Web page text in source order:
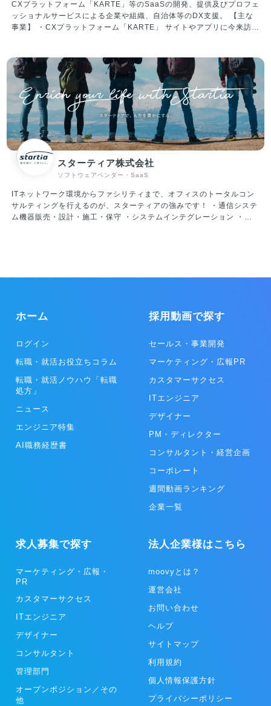
囲気/特徴 ・大人な雰囲気のスタートアップ！メリハリつけた働き方
が可能 周りへの配慮を大切にした、優しいメンバーが揃っており、気
持ちよく働ける環境です。 仕事においては真剣に向き合いますが、楽
約60％、子育て中社員が35％超えと、大人な雰囲気のスタートアップ
です。 そのため、休日出勤・過度な残業など無理なスケジュールで業
務を進めていくことはありません。 ・働く環境／スキルアップ ・大
手金融、外資コンサル、メガベンチャー、スタートアップ経営者な
ど、様々なバックグラウンドを持つメンバーが当社には集まっていま
す。 当然ながら自律性、主体性が強く求められる環境ではあるのです
が、そのような環境だからこそ、全員が「会社のオーナーである」と
いう思いを持ち、プロダクト開発だけではなく、組織作りにも積極的
に関わる風土ができています。
CXプラットフォーム「KARTE」等のSaaSの開発、提供及びプロフェ
ッショナルサービスによる企業や組織、自治体等のDX支援。 【主な
事業】 ・CXプラットフォーム「KARTE」 サイトやアプリに今来訪し
す。 ・「STUDIO ZERO」 STUDIO ZEROとは、各産業のフラッグ
シップとなる事例を創出する事業開発組織です。 日本を代表する大企
業や地域経済を支える中小企業、スタートアップ企業、行政・公的機
関などのパートナーと共に、データを活用した顧客視点での新規事業
創出や既存事業の変革を目指しています。 ・「PLAID ALPHA」 これ
までプレイドが積み上げてきた体験設計やテクノロジー・データ活用
に係る知見･経験に基づき、CX変革に向けた全体計画/設計から実行ま
でを一気通貫で支援するサービスです。 ・「PLAID Ecosystem」 膨
大なカスタマーデータをリアルタイムに解析できるKARTEのテクノロ
ジーをAPIとして解放。事業を加速するためのソリューションを開発
提供しています。
スターティア株式会社
ソフトウェアベンダー・SaaS
ITネットワーク環境からファシリティまで、オフィスのトータルコン
サルティングを行えるのが、スターティアの強みです！ ・通信システ
ム機器販売・設計・施工・保守 ・システムインテグレーション ・セ
ホーム
ログイン
転職・就活お役立ちコラム
転職・就活ノウハウ「転職
処方」
ニュース
エンジニア特集
AI職務経歴書
採用動画で探す
セールス・事業開発
マーケティング・広報PR
カスタマーサクセス
ITエンジニア
デザイナー
PM・ディレクター
コンサルタント・経営企画
コーポレート
週間動画ランキング
企業一覧
求人募集で探す
マーケティング・広報・
PR
カスタマーサクセス
ITエンジニア
デザイナー
コンサルタント
管理部門
オープンポジション／その
他
法人企業様はこちら
moovyとは？
運営会社
お問い合わせ
ヘルプ
サイトマップ
利用規約
個人情報保護方針
プライバシーポリシー